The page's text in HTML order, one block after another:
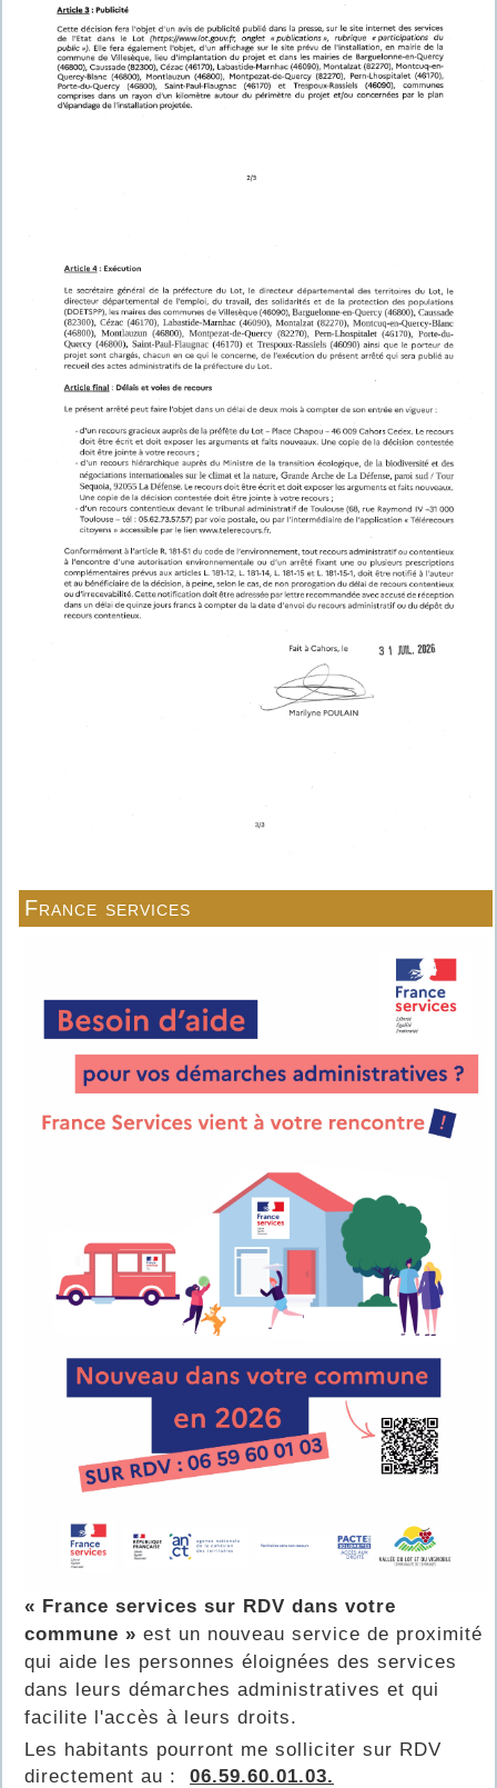
France services
« France services sur RDV dans votre
commune » est un nouveau service de proximité
qui aide les personnes éloignées des services
dans leurs démarches administratives et qui
facilite l'accès à leurs droits.
Les habitants pourront me solliciter sur RDV
directement au : 06.59.60.01.03.